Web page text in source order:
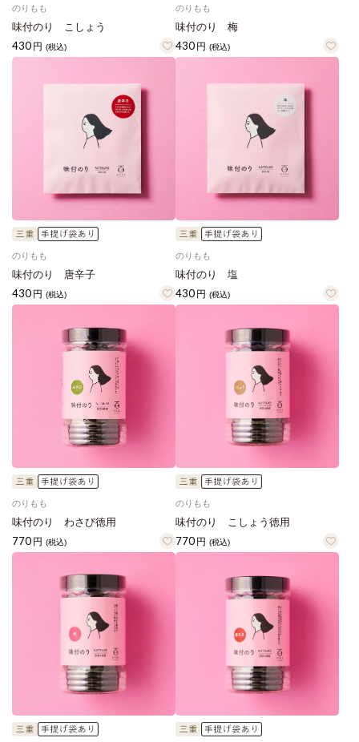
のりもも
味付のり こしょう
430 円 (税込)
のりもも
味付のり 梅
430 円 (税込)
のりもも
味付のり 唐辛子
430 円 (税込)
のりもも
味付のり 塩
430 円 (税込)
のりもも
味付のり わさび徳用
770 円 (税込)
のりもも
味付のり こしょう徳用
770 円 (税込)